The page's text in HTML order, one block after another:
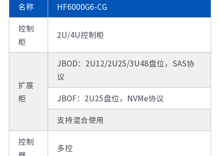
4. SAN和NAS一体化：支持统一存储架构，无需
NAS 网关即可实现 SAN 和 NAS 的统一，支持数据
类型（块、文件）、多种协议（NFS、CIFS 等常见
NAS 协议）和主机接口，满足不同的业务类型及性
能需求
名称
HF6000G6-CG
控制
柜
2U/4U控制柜
扩展
柜
JBOD：2U12/2U25/3U48盘位，SAS协
议
JBOF：2U25盘位，NVMe协议
支持混合使用
控制
多控